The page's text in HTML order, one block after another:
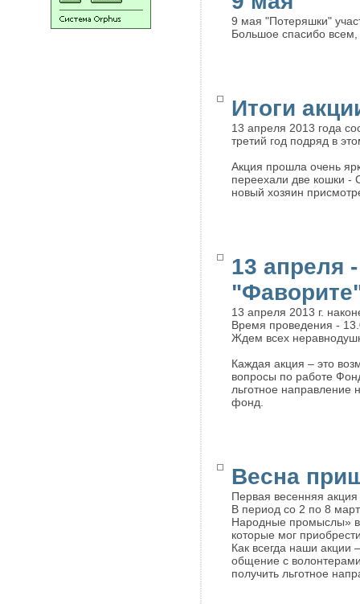
9 мая "Потеряшки"
Большое спасибо
Итоги
13 апреля 2013 года
третий год подряд в
Акция прошла очень
переехали две кошки -
новый хозяин
13 апреля
13 апреля 2013 г.
Время проведения -
Ждем всех
Каждая акция – это
вопросы по работе
льготное направление
фонд.
Весна
Первая весенняя
В период со 2 по 8
Народные промыслы»
которые мог
Как всегда наши акции
общение с
получить льготное